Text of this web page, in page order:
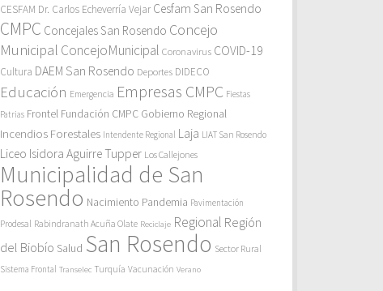
CESFAM Dr. Carlos Echeverría Vejar Cesfam San Rosendo
CMPC Concejales San Rosendo Concejo
Municipal ConcejoMunicipal Coronavirus COVID-19
Cultura DAEM San Rosendo Deportes DIDECO
Educación Emergencia Empresas CMPC Fiestas
Patrias Frontel Fundación CMPC Gobierno Regional
Incendios Forestales Intendente Regional Laja LIAT San Rosendo
Liceo Isidora Aguirre Tupper Los Callejones
Municipalidad de San
Rosendo Nacimiento Pandemia Pavimentación
Prodesal Rabindranath Acuña Olate Reciclaje Regional Región
del Biobío Salud San Rosendo Sector Rural
Sistema Frontal Transelec Turquía Vacunación Verano